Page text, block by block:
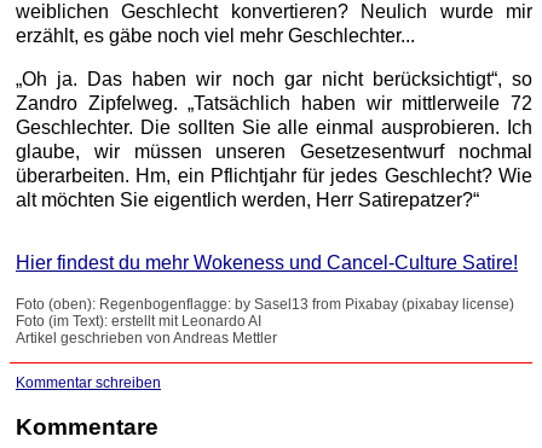
weiblichen Geschlecht konvertieren? Neulich wurde mir
erzählt, es gäbe noch viel mehr Geschlechter...
„Oh ja. Das haben wir noch gar nicht berücksichtigt“, so
Zandro Zipfelweg. „Tatsächlich haben wir mittlerweile 72
Geschlechter. Die sollten Sie alle einmal ausprobieren. Ich
glaube, wir müssen unseren Gesetzesentwurf nochmal
überarbeiten. Hm, ein Pflichtjahr für jedes Geschlecht? Wie
alt möchten Sie eigentlich werden, Herr Satirepatzer?“
Hier findest du mehr Wokeness und Cancel-Culture Satire!
Foto (oben): Regenbogenflagge: by Sasel13 from Pixabay (pixabay license)
Foto (im Text): erstellt mit Leonardo AI
Artikel geschrieben von Andreas Mettler
Kommentar schreiben
Kommentare